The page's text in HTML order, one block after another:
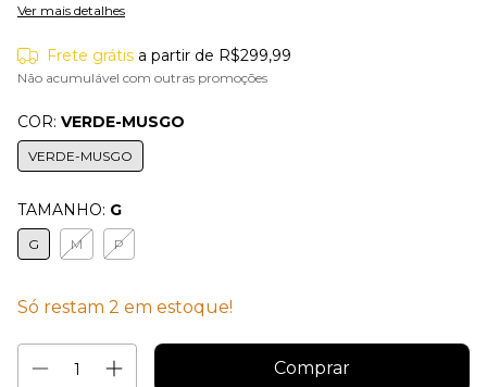
Ver mais detalhes
Frete grátis a partir de R$299,99
Não acumulável com outras promoções
COR: VERDE-MUSGO
VERDE-MUSGO
TAMANHO: G
G M P
Só restam 2 em estoque!